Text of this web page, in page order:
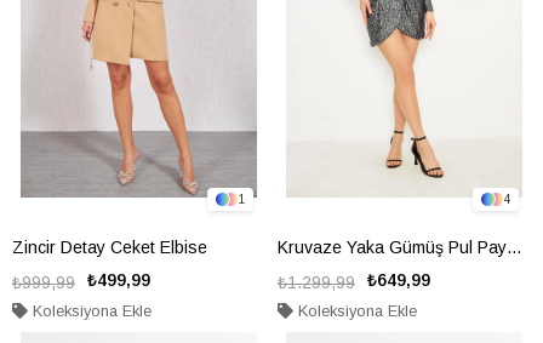
1
Zincir Detay Ceket Elbise
₺499,99
₺999,99
Koleksiyona Ekle
4
Kruvaze Yaka Gümüş Pul Payet Elbise
₺649,99
₺1.299,99
Koleksiyona Ekle